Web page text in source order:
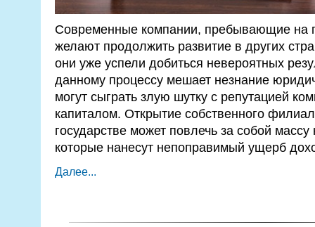
Современные компании, пребывающие на
желают продолжить развитие в других
они уже успели добиться невероятных
данному процессу мешает незнание
могут сыграть злую шутку с репутацией
капиталом. Открытие собственного
государстве может повлечь за собой
которые нанесут непоправимый ущерб
Далее...